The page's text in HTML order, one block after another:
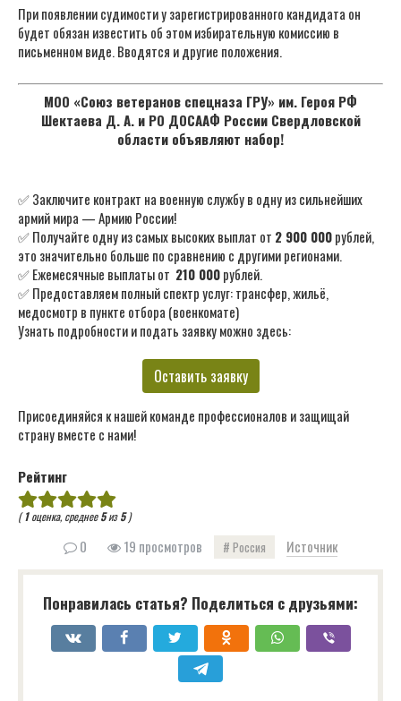
При появлении судимости у зарегистрированного кандидата он
будет обязан известить об этом избирательную комиссию в
письменном виде. Вводятся и другие положения.
МОО «Союз ветеранов спецназа ГРУ» им. Героя РФ
Шектаева Д. А. и РО ДОСААФ России Свердловской
области объявляют набор!
✅ Заключите контракт на военную службу в одну из сильнейших
армий мира — Армию России!
✅ Получайте одну из самых высоких выплат от 2 900 000рублей,
это значительно больше по сравнению с другими регионами.
✅ Ежемесячные выплаты от 210 000рублей.
✅ Предоставляем полный спектр услуг: трансфер, жильё,
медосмотр в пункте отбора (военкомате)
Узнать подробности и подать заявку можно здесь:
Оставить заявку
Присоединяйся к нашей команде профессионалов и защищай
страну вместе с нами!
Рейтинг
(1оценка, среднее5из5)
0 19 просмотров Россия Источник
Понравилась статья? Поделиться с друзьями: